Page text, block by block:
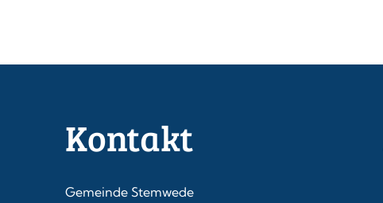
Kontakt
Gemeinde Stemwede